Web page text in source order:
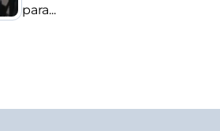
para...